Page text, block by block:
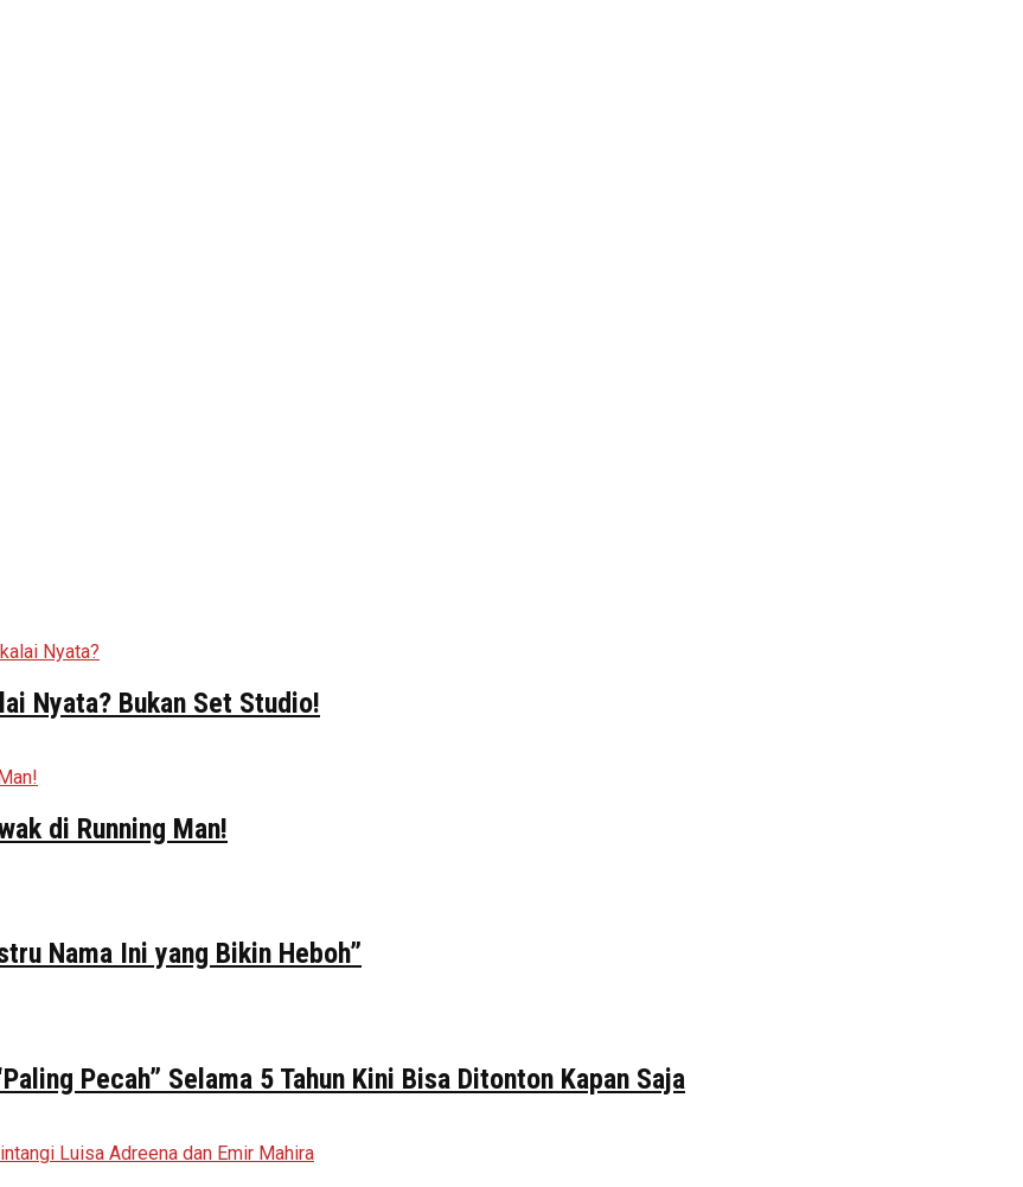
Nyata? Bukan Set Studio!
di Running Man!
Nama Ini yang Bikin Heboh”
Pecah” Selama 5 Tahun Kini Bisa Ditonton Kapan Saja